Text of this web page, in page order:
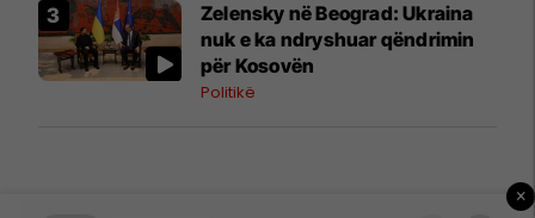
Zelensky në Beograd: Ukraina
nuk e ka ndryshuar qëndrimin
për Kosovën
Politikë
×